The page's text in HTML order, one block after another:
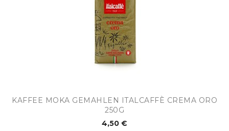
KAFFEE MOKA GEMAHLEN ITALCAFFÈ CREMA ORO
250G
4,50 €